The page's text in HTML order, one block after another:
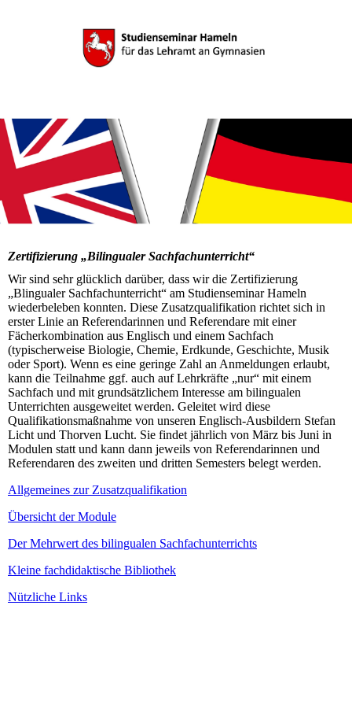
Zertifizierung „Bilingualer Sachfachunterricht“ ​
Wir sind sehr glücklich darüber, dass wir die Zertifizierung
„Blingualer Sachfachunterricht“ am Studienseminar Hameln
wiederbeleben konnten. Diese Zusatzqualifikation richtet sich in
erster Linie an Referendarinnen und Referendare mit einer
Fächerkombination aus Englisch und einem Sachfach
(typischerweise Biologie, Chemie, Erdkunde, Geschichte, Musik
oder Sport). Wenn es eine geringe Zahl an Anmeldungen erlaubt,
kann die Teilnahme ggf. auch auf Lehrkräfte „nur“ mit einem
Sachfach und mit grundsätzlichem Interesse am bilingualen
Unterrichten ausgeweitet werden. Geleitet wird diese
Qualifikationsmaßnahme von unseren Englisch-Ausbildern Stefan
Licht und Thorven Lucht. Sie findet jährlich von März bis Juni in
Modulen statt und kann dann jeweils von Referendarinnen und
Referendaren des zweiten und dritten Semesters belegt werden.
Allgemeines zur Zusatzqualifikation
Übersicht der Module
Der Mehrwert des bilingualen Sachfachunterrichts
Kleine fachdidaktische Bibliothek
Nützliche Links